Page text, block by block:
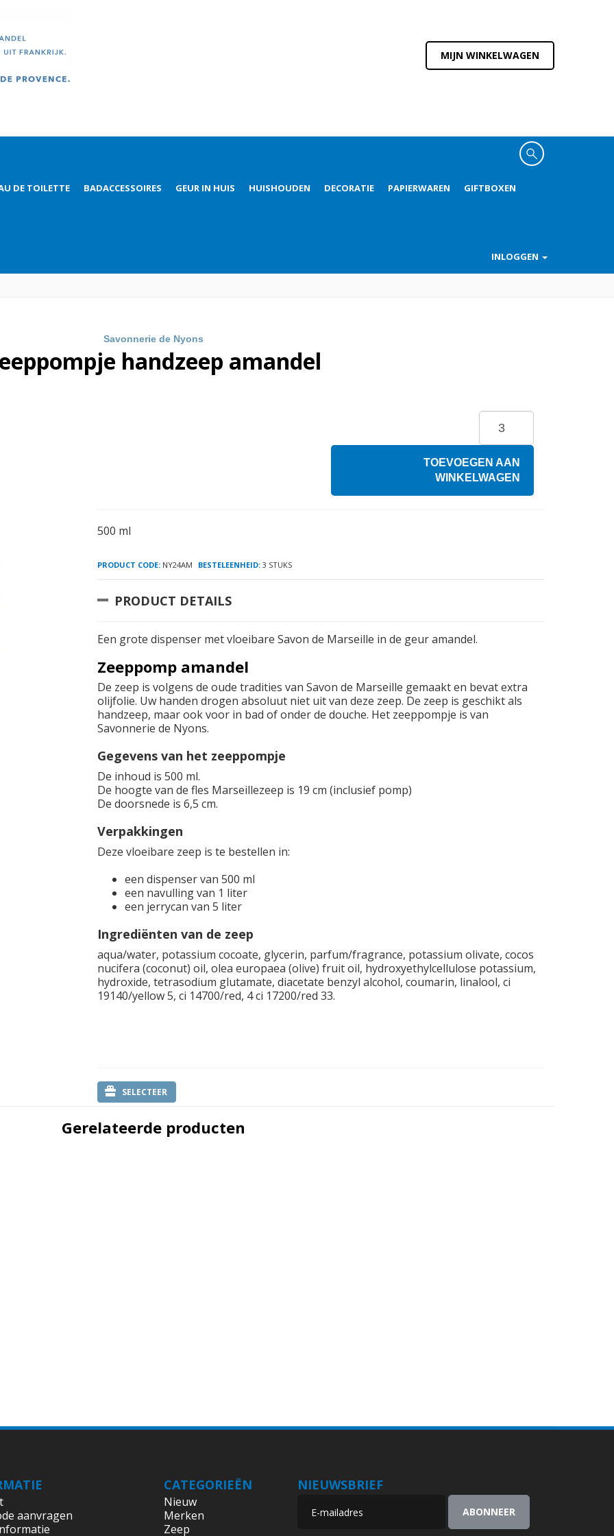
MIJN WINKELWAGEN
DE TOILETTE BADACCESSOIRES GEUR IN HUIS HUISHOUDEN DECORATIE PAPIERWAREN GIFTBOXEN
INLOGGEN
Savonnerie de Nyons
handzeep amandel
TOEVOEGEN AAN
WINKELWAGEN
500 ml
PRODUCT CODE:NY24AM BESTELEENHEID:3 STUKS
PRODUCT DETAILS
Een grote dispenser met vloeibare Savon de Marseille in de geur amandel.
Zeeppomp amandel
De zeep is volgens de oude tradities van Savon de Marseille gemaakt en bevat extra
olijfolie. Uw handen drogen absoluut niet uit van deze zeep. De zeep is geschikt als
handzeep, maar ook voor in bad of onder de douche. Het zeeppompje is van
Savonnerie de Nyons.
Gegevens van het zeeppompje
De inhoud is 500 ml.
De hoogte van de fles Marseillezeep is 19 cm (inclusief pomp)
De doorsnede is 6,5 cm.
Verpakkingen
Deze vloeibare zeep is te bestellen in:
een dispenser van 500 ml
een navulling van 1 liter
een jerrycan van 5 liter
Ingrediënten van de zeep
aqua/water, potassium cocoate, glycerin, parfum/fragrance, potassium olivate, cocos
nucifera (coconut) oil, olea europaea (olive) fruit oil, hydroxyethylcellulose potassium,
hydroxide, tetrasodium glutamate, diacetate benzyl alcohol, coumarin, linalool, ci
19140/yellow 5, ci 14700/red, 4 ci 17200/red 33.
SELECTEER
Gerelateerde producten
aanvragen
CATEGORIEËN
Nieuw
Merken
Zeep
NIEUWSBRIEF